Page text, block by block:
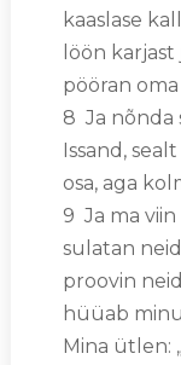
kaaslase
löön
pööran
8 Ja nõnda
Issand,
osa, aga
9 Ja ma
sulatan
proovin
hüüab
Mina ütlen: